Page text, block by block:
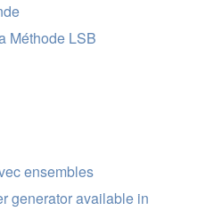
Méthode LSB
ensembles
generator available in